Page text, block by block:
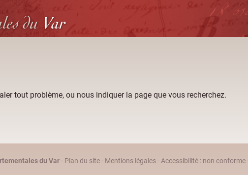
du Var
tout problème, ou nous indiquer la page que vous recherchez.
du Var- Plan du site- Mentions légales-Accessibilité : non conforme